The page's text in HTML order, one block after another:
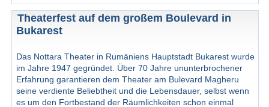
Theaterfest auf dem großem Boulevard in
Bukarest
Das Nottara Theater in Rumäniens Hauptstadt Bukarest wurde
im Jahre 1947 gegründet. Über 70 Jahre ununterbrochener
Erfahrung garantieren dem Theater am Bulevard Magheru
seine verdiente Beliebtheit und die Lebensdauer, selbst wenn
es um den Fortbestand der Räumlichkeiten schon einmal